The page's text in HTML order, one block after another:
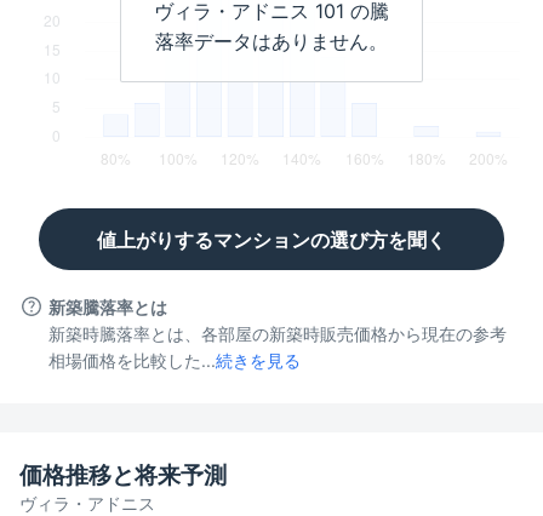
ヴィラ・アドニス 101 の騰
落率データはありません。
値上がりするマンションの選び方を聞く
新築騰落率とは
新築時騰落率とは、各部屋の新築時販売価格から現在の参考
相場価格を比較した...続きを見る
ヴィラ・アドニス
価格推移と将来予測